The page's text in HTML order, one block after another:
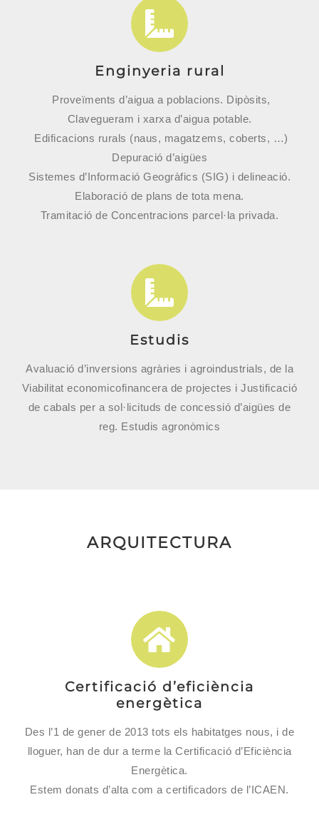
Enginyeria rural
Proveïments d’aigua a poblacions. Dipòsits,
Clavegueram i xarxa d’aigua potable.
Edificacions rurals (naus, magatzems, coberts, …)
Depuració d’aigües
Sistemes d’Informació Geogràfics (SIG) i delineació.
Elaboració de plans de tota mena.
Tramitació de Concentracions parcel·la privada.
Estudis
Avaluació d’inversions agràries i agroindustrials, de la
Viabilitat economicofinancera de projectes i Justificació
de cabals per a sol·licituds de concessió d’aigües de
reg. Estudis agronòmics
ARQUITECTURA
Certificació d’eficiència
energètica
Des l’1 de gener de 2013 tots els habitatges nous, i de
lloguer, han de dur a terme la Certificació d’Eficiència
Energètica.
Estem donats d’alta com a certificadors de l’ICAEN.